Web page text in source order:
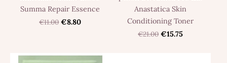
Summa Repair Essence
€11.00 €8.80
Anastatica Skin
Conditioning Toner
€21.00 €15.75